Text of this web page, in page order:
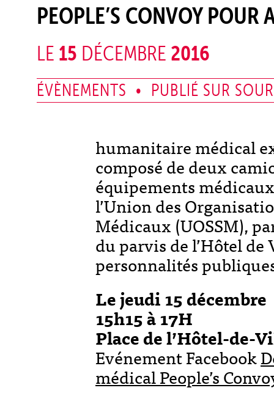
PEOPLE’S CONVOY POUR
LE 15 DÉCEMBRE 2016
ÉVÈNEMENTS • PUBLIÉ SUR
humanitaire médical
composé de deux
équipements
l’Union des
Médicaux (UOSSM),
du parvis de l’Hôtel
personnalités
Le jeudi 15 décembre
15h15 à 17H
Place de l’Hôtel-de-
Evénement Facebook
médical People’s